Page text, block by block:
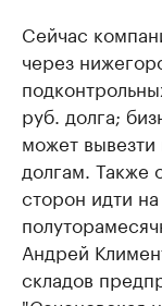
Cейчас
через
руб. долга;
может
долгам. Также
сторон идти
Андрей
складов